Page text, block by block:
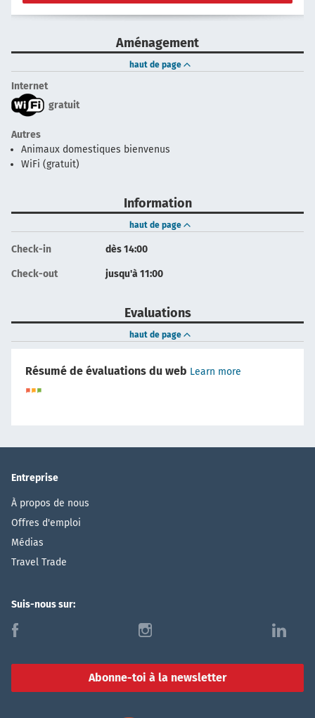
Aménagement
haut de page
Internet
gratuit
Autres
Animaux domestiques bienvenus
WiFi (gratuit)
Information
haut de page
Check-in dès 14:00
Check-out jusqu'à 11:00
Evaluations
haut de page
Résumé de évaluations du web Learn more
Entreprise
À propos de nous
Offres d'emploi
Médias
Travel Trade
Suis-nous sur:
f i l
Abonne-toi à la newsletter